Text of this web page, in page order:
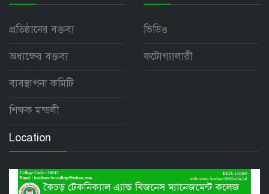
প্রতিষ্ঠানের বক্তব্য
অধ্যক্ষের বক্তব্য
ব্যবস্থাপনা কমিটি
শিক্ষক মন্ডলী
ভিডিও
ফটোগ্যালারী
Location